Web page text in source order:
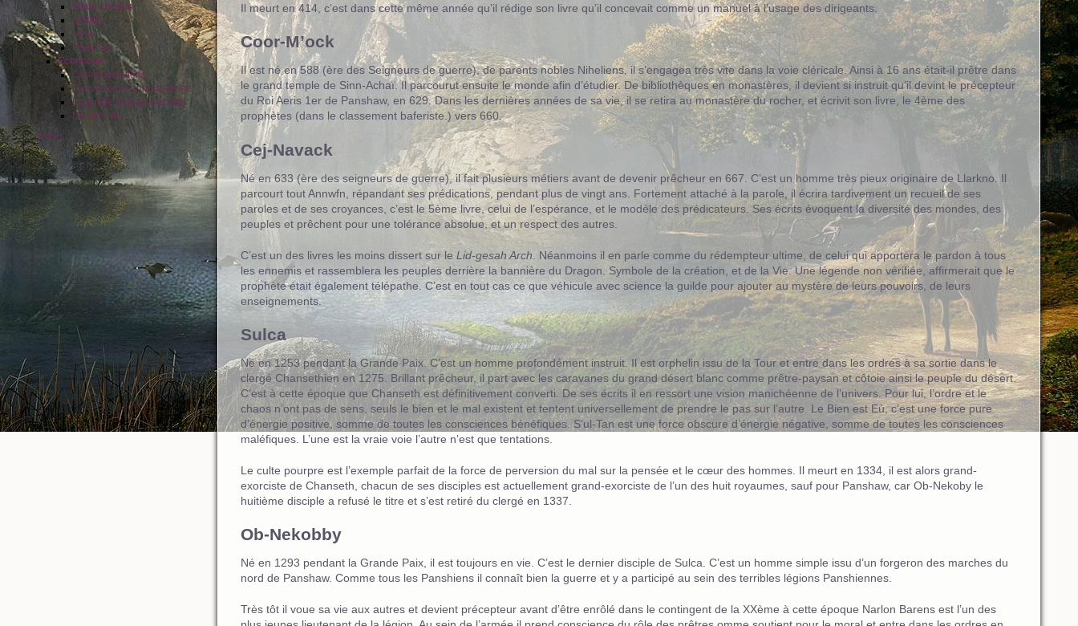
Lieux connus
Llarkno
Nihel
Panshaw
Économie
Communications
Gastronomie annouvéenne
La guilde des caravaniers
Na-M'Arabu
book
Il meurt en 414, c’est dans cette même année qu’il rédige son livre qu’il concevait comme un manuel à l’usage des dirigeants.
Coor-M’ock
Il est né en 588 (ère des Seigneurs de guerre), de parents nobles Niheliens, il s’engagea très vite dans la voie cléricale. Ainsi à 16 ans était-il prêtre dans
le grand temple de Sinn-Achaï. Il parcourut ensuite le monde afin d’étudier. De bibliothèques en monastères, il devient si instruit qu’il devint le précepteur
du Roi Aeris 1er de Panshaw, en 629. Dans les dernières années de sa vie, il se retira au monastère du rocher, et écrivit son livre, le 4ème des
prophètes (dans le classement baferiste.) vers 660.
Cej-Navack
Né en 633 (ère des seigneurs de guerre), il fait plusieurs métiers avant de devenir prêcheur en 667. C’est un homme très pieux originaire de Llarkno. Il
parcourt tout Annwfn, répandant ses prédications, pendant plus de vingt ans. Fortement attaché à la parole, il écrira tardivement un recueil de ses
paroles et de ses croyances, c’est le 5ème livre, celui de l’espérance, et le modèle des prédicateurs. Ses écrits évoquent la diversité des mondes, des
peuples et prêchent pour une tolérance absolue, et un respect des autres.
C’est un des livres les moins dissert sur le Lid-gesah Arch . Néanmoins il en parle comme du rédempteur ultime, de celui qui apportera le pardon à tous
les ennemis et rassemblera les peuples derrière la bannière du Dragon. Symbole de la création, et de la Vie. Une légende non vérifiée, affirmerait que le
prophète était également télépathe. C’est en tout cas ce que véhicule avec science la guilde pour ajouter au mystère de leurs pouvoirs, de leurs
enseignements.
Sulca
Né en 1253 pendant la Grande Paix. C’est un homme profondément instruit. Il est orphelin issu de la Tour et entre dans les ordres à sa sortie dans le
clergé Chansethien en 1275. Brillant prêcheur, il part avec les caravanes du grand désert blanc comme prêtre-paysan et côtoie ainsi le peuple du désert.
C’est à cette époque que Chanseth est définitivement converti. De ses écrits il en ressort une vision manichéenne de l’univers. Pour lui, l’ordre et le
chaos n’ont pas de sens, seuls le bien et le mal existent et tentent universellement de prendre le pas sur l’autre. Le Bien est Eù, c’est une force pure
d’énergie positive, somme de toutes les consciences bénéfiques. S’ul-Tan est une force obscure d’énergie négative, somme de toutes les consciences
maléfiques. L’une est la vraie voie l’autre n’est que tentations.
Le culte pourpre est l’exemple parfait de la force de perversion du mal sur la pensée et le cœur des hommes. Il meurt en 1334, il est alors grand-
exorciste de Chanseth, chacun de ses disciples est actuellement grand-exorciste de l’un des huit royaumes, sauf pour Panshaw, car Ob-Nekoby le
huitième disciple a refusé le titre et s’est retiré du clergé en 1337.
Ob-Nekobby
Né en 1293 pendant la Grande Paix, il est toujours en vie. C’est le dernier disciple de Sulca. C’est un homme simple issu d’un forgeron des marches du
nord de Panshaw. Comme tous les Panshiens il connaît bien la guerre et y a participé au sein des terribles légions Panshiennes.
Très tôt il voue sa vie aux autres et devient précepteur avant d’être enrôlé dans le contingent de la XXème à cette époque Narlon Barens est l’un des